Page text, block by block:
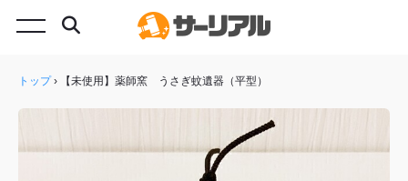
トップ› 【未使用】薬師窯 うさぎ蚊遺器（平型）